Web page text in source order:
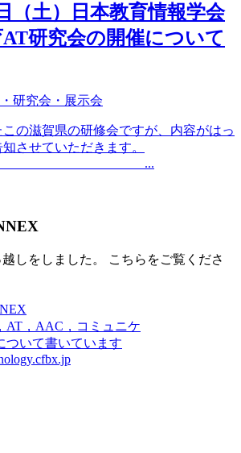
（土）日本教育情報学会
研究会の開催について
研究会・展示会
の滋賀県の研修会ですが、内容がはっ
させていただきます。
しをしました。 こちらをご覧くださ
AT，AAC，コミュニケ
ついて書いています